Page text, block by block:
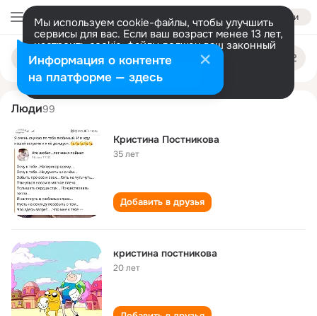
Войти
Мы используем cookie-файлы, чтобы улучшить
сервисы для вас. Если ваш возраст менее 13 лет,
настроить cookie-файлы должен ваш законный
представитель. Больше информации
Разрешить все Настроить
Поиск
людям
kristina postnikova
Люди99
Кристина Постникова
35 лет
Добавить в друзья
кристина постникова
20 лет
Информация о контенте
на платформе — здесь